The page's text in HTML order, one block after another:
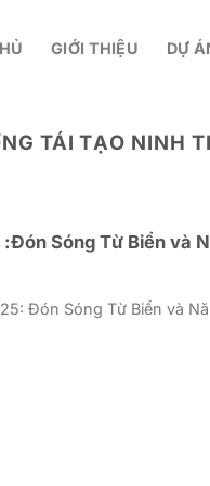
GIỚI THIỆU DỰ
TÁI TẠO NINH
Sóng Từ Biển và
Đón Sóng Từ Biển và